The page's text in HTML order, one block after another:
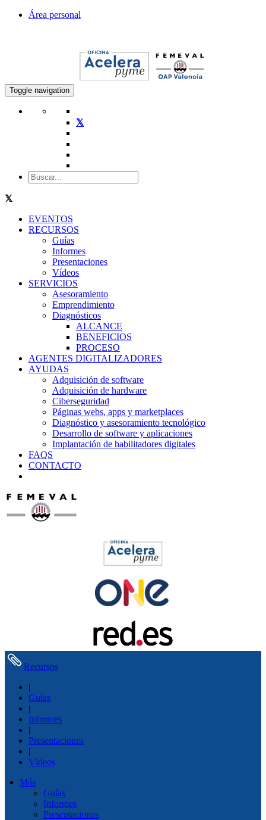
Área personal
Toggle navigation
EVENTOS
RECURSOS
Guías
Informes
Presentaciones
Vídeos
SERVICIOS
Asesoramiento
Emprendimiento
Diagnósticos
ALCANCE
BENEFICIOS
PROCESO
AGENTES DIGITALIZADORES
AYUDAS
Adquisición de software
Adquisición de hardware
Ciberseguridad
Páginas webs, apps y marketplaces
Diagnóstico y asesoramiento tecnológico
Desarrollo de software y aplicaciones
Implantación de habilitadores digitales
FAQS
CONTACTO
Recursos
|
Guías
|
Informes
|
Presentaciones
|
Vídeos
Más
Guías
Informes
Presentaciones